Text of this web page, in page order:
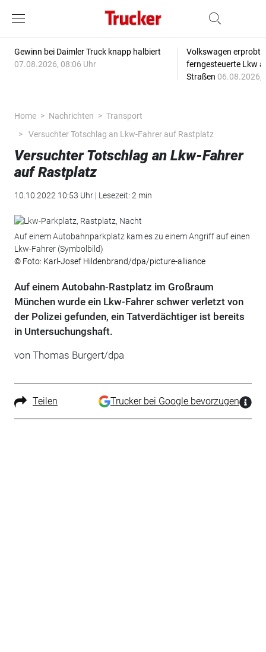
Gewinn bei Daimler Truck knapp halbiert
07.08.2026, 08:06 Uhr
Volkswagen erprobt
ferngesteuerte Lkw
Straßen 06.08.2026,
Home Nachrichten
Transport
Versuchter Totschlag an Lkw-Fahrer auf Rastplatz
Versuchter Totschlag an Lkw-Fahrer
auf Rastplatz
10.10.2022 10:53 Uhr | Lesezeit: 2 min
Auf einem Autobahnparkplatz kam es zu einem Angriff auf einen
Lkw-Fahrer (Symbolbild)
© Foto: Karl-Josef Hildenbrand/dpa/picture-alliance
Auf einem Autobahn-Rastplatz im Großraum
München wurde ein Lkw-Fahrer schwer verletzt von
der Polizei gefunden, ein Tatverdächtiger ist bereits
in Untersuchungshaft.
von Thomas Burgert/dpa
Teilen Trucker bei Google bevorzugen